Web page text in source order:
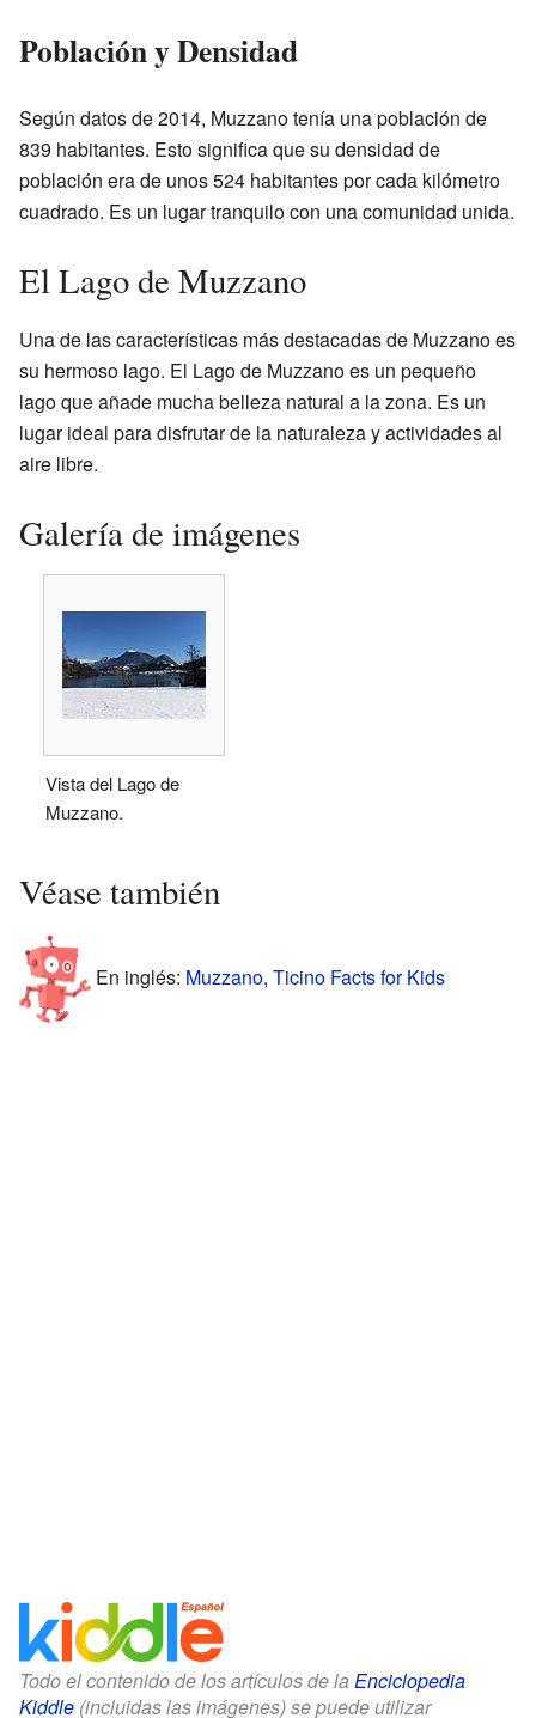
Población y Densidad
Según datos de 2014, Muzzano tenía una población de
839 habitantes. Esto significa que su densidad de
población era de unos 524 habitantes por cada kilómetro
cuadrado. Es un lugar tranquilo con una comunidad unida.
El Lago de Muzzano
Una de las características más destacadas de Muzzano es
su hermoso lago. El Lago de Muzzano es un pequeño
lago que añade mucha belleza natural a la zona. Es un
lugar ideal para disfrutar de la naturaleza y actividades al
aire libre.
Galería de imágenes
Vista del Lago de
Muzzano.
Véase también
En inglés: Muzzano, Ticino Facts for Kids
Todo el contenido de los artículos de la Enciclopedia
Kiddle (incluidas las imágenes) se puede utilizar